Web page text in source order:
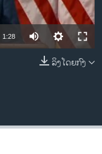
1:28
ລິງໂດຍກົງ